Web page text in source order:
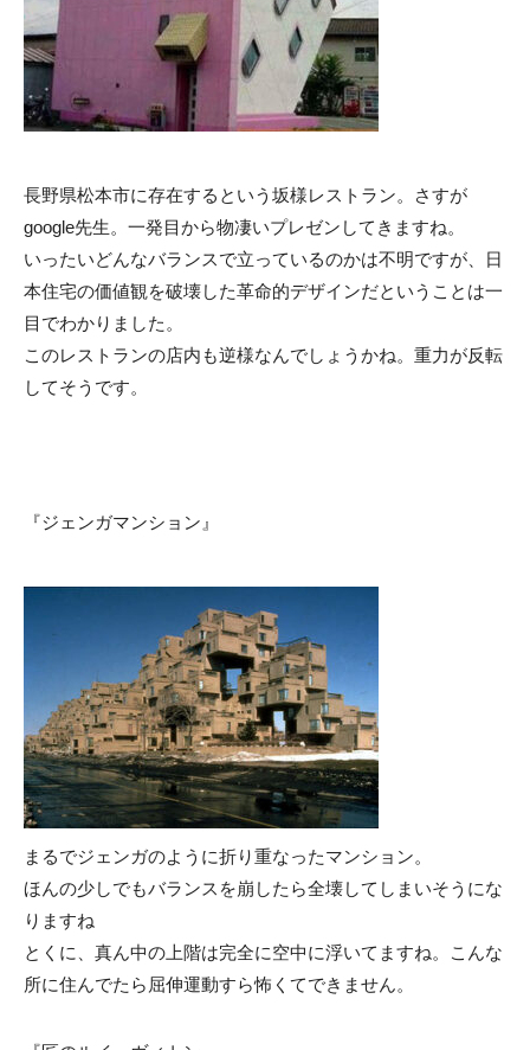
長野県松本市に存在するという坂様レストラン。さすが
google先生。一発目から物凄いプレゼンしてきますね。
いったいどんなバランスで立っているのかは不明ですが、日
本住宅の価値観を破壊した革命的デザインだということは一
目でわかりました。
このレストランの店内も逆様なんでしょうかね。重力が反転
してそうです。
『ジェンガマンション』
まるでジェンガのように折り重なったマンション。
ほんの少しでもバランスを崩したら全壊してしまいそうにな
りますね
とくに、真ん中の上階は完全に空中に浮いてますね。こんな
所に住んでたら屈伸運動すら怖くてできません。